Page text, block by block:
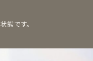
態です。